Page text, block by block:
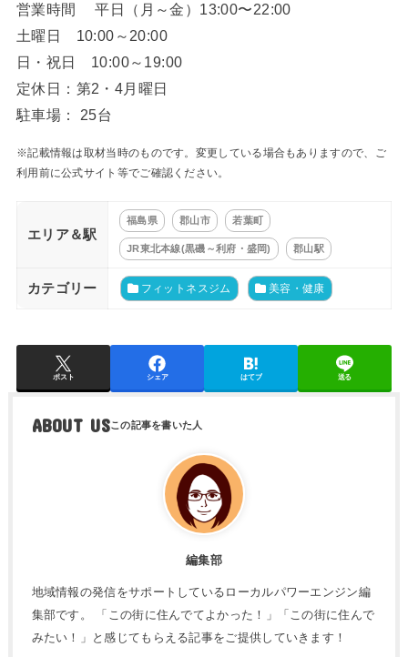
営業時間 平日（月～金）13:00〜22:00
土曜日 10:00～20:00
日・祝日 10:00～19:00
定休日：第2・4月曜日
駐車場： 25台
※記載情報は取材当時のものです。変更している場合もありますので、ご
利用前に公式サイト等でご確認ください。
エリア＆駅
福島県 郡山市 若葉町
JR東北本線(黒磯～利府・盛岡) 郡山駅
カテゴリー フィットネスジム 美容・健康
ポスト シェア はてブ 送る
ABOUT US
編集部
地域情報の発信をサポートしているローカルパワーエンジン編
集部です。 「この街に住んでてよかった！」「この街に住んで
みたい！」と感じてもらえる記事をご提供していきます！